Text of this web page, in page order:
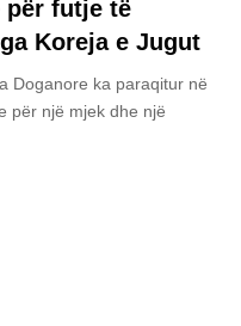
për futje të
Koreja e Jugut
Doganore ka paraqitur në
për një mjek dhe një